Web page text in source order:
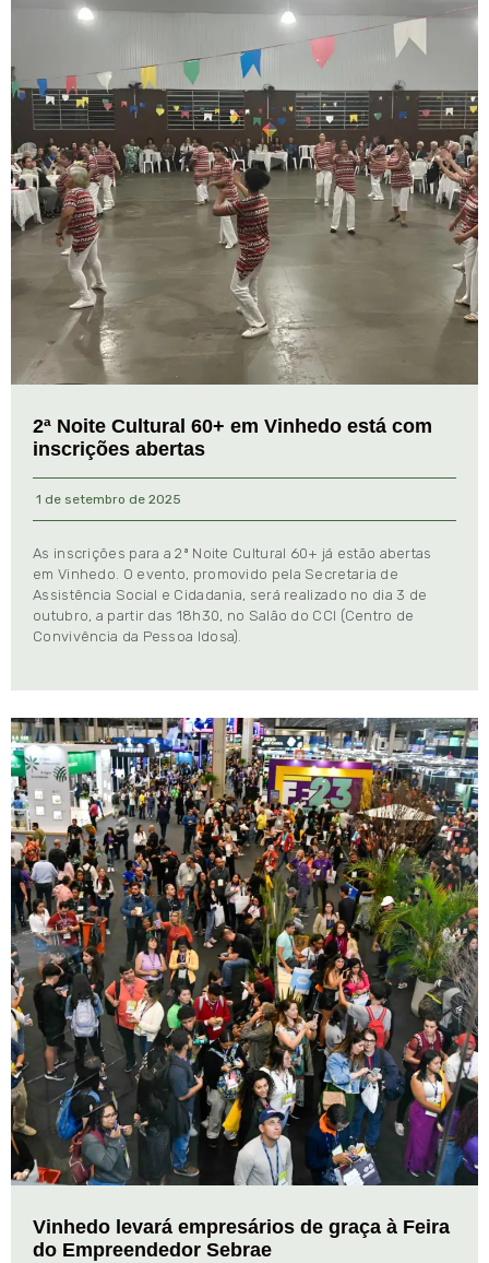
2ª Noite Cultural 60+ em Vinhedo está com
inscrições abertas
1 de setembro de 2025
As inscrições para a 2ª Noite Cultural 60+ já estão abertas
em Vinhedo. O evento, promovido pela Secretaria de
Assistência Social e Cidadania, será realizado no dia 3 de
outubro, a partir das 18h30, no Salão do CCI (Centro de
Convivência da Pessoa Idosa).
Vinhedo levará empresários de graça à Feira
do Empreendedor Sebrae